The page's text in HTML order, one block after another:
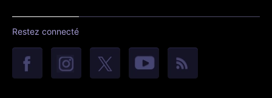
Restez connecté